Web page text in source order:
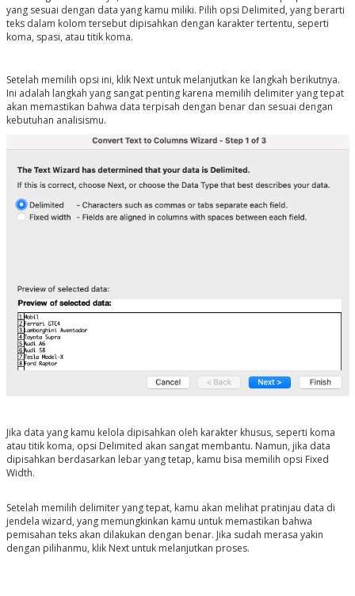
yang sesuai dengan data yang kamu miliki. Pilih opsi Delimited, yang berarti
teks dalam kolom tersebut dipisahkan dengan karakter tertentu, seperti
koma, spasi, atau titik koma.
Setelah memilih opsi ini, klik Next untuk melanjutkan ke langkah berikutnya.
Ini adalah langkah yang sangat penting karena memilih delimiter yang tepat
akan memastikan bahwa data terpisah dengan benar dan sesuai dengan
kebutuhan analisismu.
Jika data yang kamu kelola dipisahkan oleh karakter khusus, seperti koma
atau titik koma, opsi Delimited akan sangat membantu. Namun, jika data
dipisahkan berdasarkan lebar yang tetap, kamu bisa memilih opsi Fixed
Width.
Setelah memilih delimiter yang tepat, kamu akan melihat pratinjau data di
jendela wizard, yang memungkinkan kamu untuk memastikan bahwa
pemisahan teks akan dilakukan dengan benar. Jika sudah merasa yakin
dengan pilihanmu, klik Next untuk melanjutkan proses.